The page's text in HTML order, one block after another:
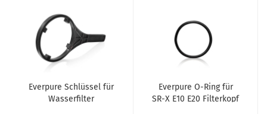
Everpure Schlüssel für
Wasserfilter
Everpure O-Ring für
SR-X E10 E20 Filterkopf